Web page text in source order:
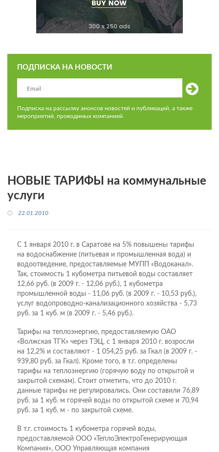
ПОДПИСКА НА НОВОСТИ
Подписка на рассылку анонсов новостей и публикаций, а также
мероприятий, проводимых компанией.
НОВЫЕ ТАРИФЫ на коммунальные
услуги
22.01.2010
С 1 января 2010 г. в Саратове на 5% повышены тарифы
на водоснабжение (питьевая и промышленная вода) и
водоотведение, предоставляемые МУПП «Водоканал».
Так, стоимость 1 кубометра питьевой воды составляет
12,66 руб. (в 2009 г. - 12,06 руб.), 1 кубометра
промышленной воды - 11,06 руб. (в 2009 г. - 10,53 руб.),
услуг водопроводно-канализационного хозяйства - 5,73
руб. за 1 куб. м (в 2009 г. - 5,46 руб.).
Тарифы на теплоэнергию, предоставляемую ОАО
«Волжская ТГК» через ТЭЦ, с 1 января 2010 г. возросли
на 12,2% и составляют - 1 054,25 руб. за Гкал (в 2009 г. -
939,80 руб. за Гкал). Кроме того, в т.г. определены
тарифы на теплоэнергию (горячую воду по открытой и
закрытой схемам). Стоит отметить, что до 2010 г.
данные тарифы не регулировались. Они составили 76,89
руб. за 1 куб. м горячей воды по открытой схеме и 70,94
руб. за 1 куб. м - по закрытой схеме.
В т.г. стоимость 1 кубометра горячей воды,
предоставляемой ООО «ТеплоЭлектроГенерирующая
Компания», ООО Управляющая компания